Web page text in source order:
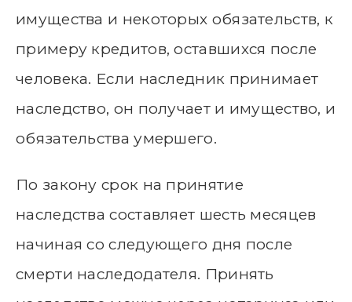
имущества и некоторых обязательств, к
примеру кредитов, оставшихся после
человека. Если наследник принимает
наследство, он получает и имущество, и
обязательства умершего.
По закону срок на принятие
наследства составляет шесть месяцев
начиная со следующего дня после
смерти наследодателя. Принять